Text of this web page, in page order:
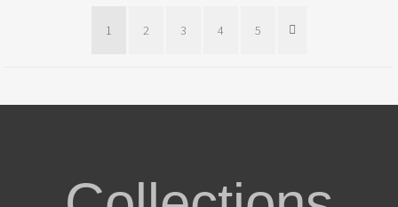
1 2 3 4 5